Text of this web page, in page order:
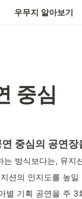
우무지 알아보기
문의하기
중심
중심의 공연
는 방식보다는, 뮤
션의 인지도를 높
별 기획 공연을 주